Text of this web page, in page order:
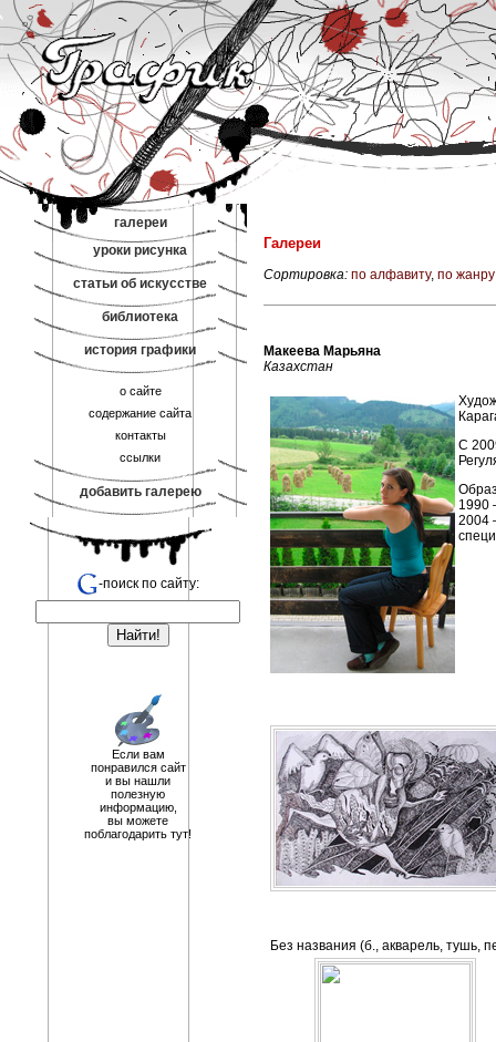
галереи
уроки рисунка
статьи об искусстве
библиотека
история графики
о сайте
содержание сайта
контакты
ссылки
добавить галерею
-поиск по сайту:
Если вам
понравился сайт
и вы нашли
полезную
информацию,
вы можете
поблагодарить тут!
Галереи
Сортировка: по алфавиту, по
Макеева Марьяна
Казахстан
С
1990
2004
Без названия (б., акварель, тушь,